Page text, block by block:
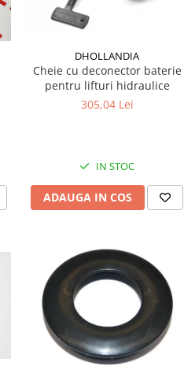
DHOLLANDIA
Cheie cu deconector baterie
pentru lifturi hidraulice
305,04 Lei
IN STOC
ADAUGA IN COS